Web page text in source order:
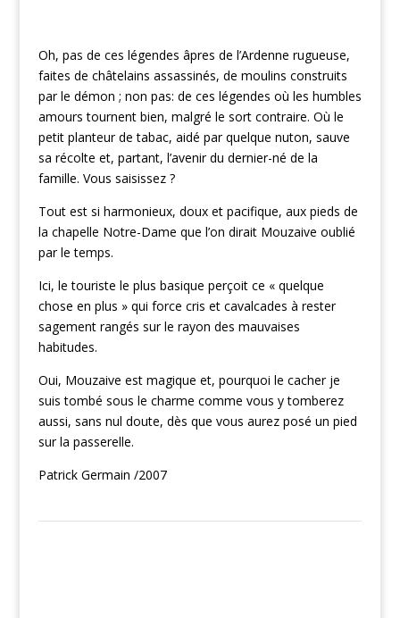
Oh, pas de ces légendes âpres de l’Ardenne rugueuse,
faites de châtelains assassinés, de moulins construits
par le démon ; non pas: de ces légendes où les humbles
amours tournent bien, malgré le sort contraire. Où le
petit planteur de tabac, aidé par quelque nuton, sauve
sa récolte et, partant, l’avenir du dernier-né de la
famille. Vous saisissez ?
Tout est si harmonieux, doux et pacifique, aux pieds de
la chapelle Notre-Dame que l’on dirait Mouzaive oublié
par le temps.
Ici, le touriste le plus basique perçoit ce « quelque
chose en plus » qui force cris et cavalcades à rester
sagement rangés sur le rayon des mauvaises
habitudes.
Oui, Mouzaive est magique et, pourquoi le cacher je
suis tombé sous le charme comme vous y tomberez
aussi, sans nul doute, dès que vous aurez posé un pied
sur la passerelle.
Patrick Germain /2007